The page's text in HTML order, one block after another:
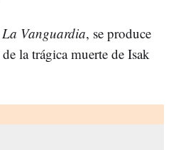
La Vanguardia, se produce
de la trágica muerte de Isak